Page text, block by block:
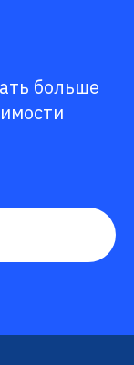
больше